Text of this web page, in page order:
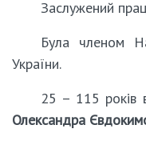
Заслужений
Була членом
України.
25 – 115 років
Олександра